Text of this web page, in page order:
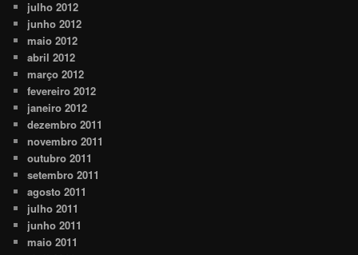
julho 2012
junho 2012
maio 2012
abril 2012
março 2012
fevereiro 2012
janeiro 2012
dezembro 2011
novembro 2011
outubro 2011
setembro 2011
agosto 2011
julho 2011
junho 2011
maio 2011